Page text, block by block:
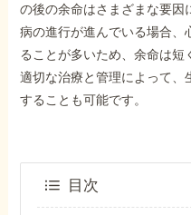
障害年金の金額
受給事例
の後の余命はさまざまな要因
病の進行が進んでいる場合、
ることが多いため、余命は短
適切な治療と管理によって、
することも可能です。
目次